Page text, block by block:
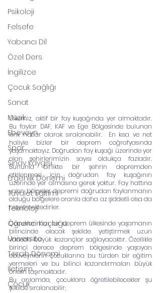
Psikoloji
Felsefe
Yabancı Dil
Özel Ders
İngilizce
Çocuk Sağlığı
Sanat
Müzik
Ebeveyn
Spor
Sınav Kaygısı
Ergenlik Dönemi
Tuvalet Eğitimi
Teknoloji
Öğrenci Koçluğu
Üniversite
Tercih Dönemi
İletişim
Çocuk
Ülkemiz, aktif bir fay kuşağında yer almaktadır.
Bu faylar DAF, KAF ve Ege Bölgesinde bulunan
kırık hatlar olarak sıralanabilir.  En kısa ve net
haliyle bizler bir deprem coğrafyasında
yaşamaktayız. Doğrudan fay kuşağı üzerinde yer
alan şehirlerimizin sayısı oldukça fazladır.
Bununla birlikte bir şehrin depremden
etkilenmesi için doğrudan fay kuşağının
üzerinde yer almasına gerek yoktur. Fay hattına
yakın bölgeler depremi doğrudan faylanmanın
olduğu bölgelere oranla daha az şiddetli olsa da
hissetmektedirler.
Çocuklarımızı bir deprem ülkesinde yaşamanın
bilincinde olacak şekilde yetiştirmek uzun
vadede büyük kazançlar sağlayacaktır. Özellikle
birinci derece deprem bölgesinde yaşayan
ebeveynlerin çocuklarına bu türden bir eğitim
vermeleri ve bu bilinci kazandırmaları büyük
önem taşımaktadır.
Bu anlamda, çocuklara öğretilebilecekler şu
şekilde sıralanabilir;